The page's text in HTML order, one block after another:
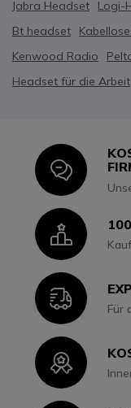
Jabra Headset Logi-
Bt headset
Kenwood Radio
Headset für die Arbeit
Icon
Icon
IconFür
Icon